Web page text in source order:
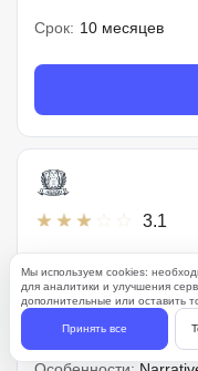
Срок: 10 месяцев
3.1
Сертификат
Сторителлинг
Мы используем cookies:
для аналитики и улучшения
дополнительные или оставить
Принять все